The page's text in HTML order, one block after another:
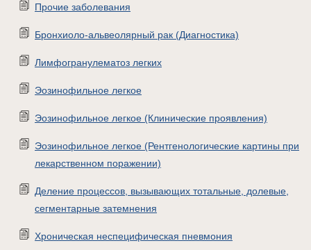
Прочие заболевания
Бронхиоло-альвеолярный рак (Диагностика)
Лимфогранулематоз легких
Эозинофильное легкое
Эозинофильное легкое (Клинические проявления)
Эозинофильное легкое (Рентгенологические картины при
лекарственном поражении)
Деление процессов, вызывающих тотальные, долевые,
сегментарные затемнения
Хроническая неспецифическая пневмония